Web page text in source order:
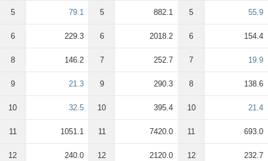
5 79.1
6 229.3
8 146.2
9 21.3
10 32.5
11 1051.1
12 240.0
5 882.1
6 2018.2
7 252.7
9 290.3
10 395.4
11 7420.0
12 2120.0
5 55.9
6 154.4
7 19.9
8 138.6
10 21.4
11 693.0
12 232.7